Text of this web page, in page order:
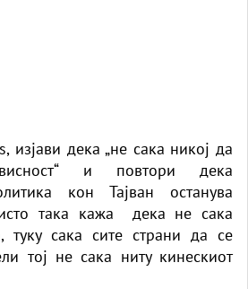
дека „не сака никој да
и повтори дека
кон Тајван останува
така кажа дека не сака
туку сака сите страни да се
тој не сака ниту кинескиот